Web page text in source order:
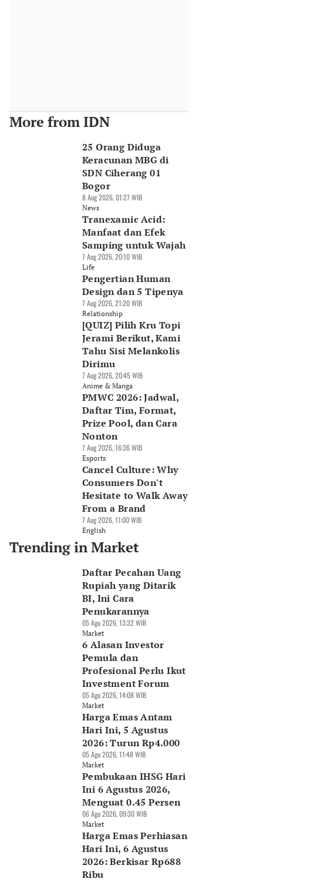
More from IDN
25 Orang Diduga
Keracunan MBG di
SDN Ciherang 01
Bogor
8 Aug 2026, 01:27 WIB
News
Tranexamic Acid:
Manfaat dan Efek
Samping untuk Wajah
7 Aug 2026, 20:10 WIB
Life
Pengertian Human
Design dan 5 Tipenya
7 Aug 2026, 21:20 WIB
Relationship
[QUIZ] Pilih Kru Topi
Jerami Berikut, Kami
Tahu Sisi Melankolis
Dirimu
7 Aug 2026, 20:45 WIB
Anime & Manga
PMWC 2026: Jadwal,
Daftar Tim, Format,
Prize Pool, dan Cara
Nonton
7 Aug 2026, 16:36 WIB
Esports
Cancel Culture: Why
Consumers Don't
Hesitate to Walk Away
From a Brand
7 Aug 2026, 11:00 WIB
English
Trending in Market
Daftar Pecahan Uang
Rupiah yang Ditarik
BI, Ini Cara
Penukarannya
05 Agu 2026, 13:32 WIB
Market
6 Alasan Investor
Pemula dan
Profesional Perlu Ikut
Investment Forum
05 Agu 2026, 14:08 WIB
Market
Harga Emas Antam
Hari Ini, 5 Agustus
2026: Turun Rp4.000
05 Agu 2026, 11:48 WIB
Market
Pembukaan IHSG Hari
Ini 6 Agustus 2026,
Menguat 0.45 Persen
06 Agu 2026, 09:30 WIB
Market
Harga Emas Perhiasan
Hari Ini, 6 Agustus
2026: Berkisar Rp688
Ribu